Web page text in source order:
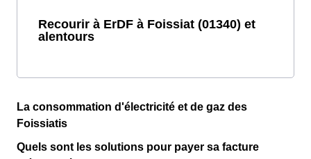
Recourir à ErDF à Foissiat (01340) et
alentours
La consommation d'électricité et de gaz des
Foissiatis
Quels sont les solutions pour payer sa facture